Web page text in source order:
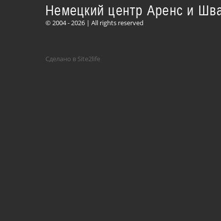
Немецкий центр Аренс и
© 2004 - 2026 | All rights reserved
Сделано в Site2life